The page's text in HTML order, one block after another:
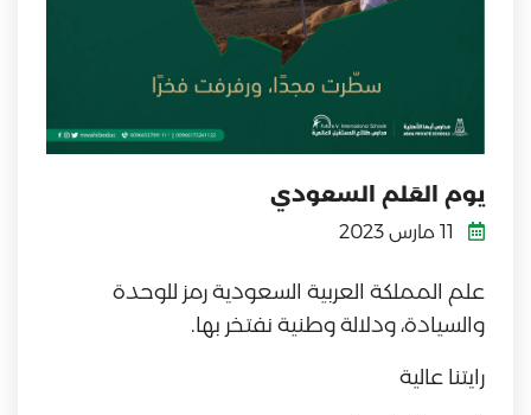
يوم العَلم السعودي
علم المملكة العربية السعودية رمز للوحدة
والسيادة، ودلالة وطنية نفتخر بها.
رايتنا عالية